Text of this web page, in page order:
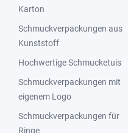
Karton
Schmuckverpackungen aus
Kunststoff
Hochwertige Schmucketuis
Schmuckverpackungen mit
eigenem Logo
Schmuckverpackungen für
Ringe